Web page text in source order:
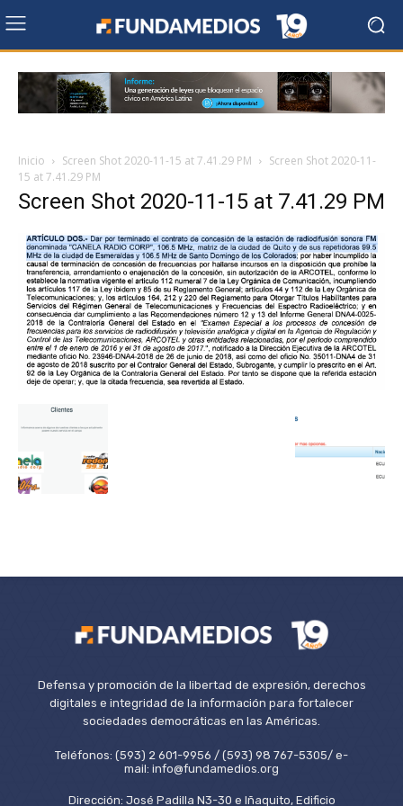
Inicio Screen Shot 2020-11-15 at 7.41.29 PM
Screen Shot 2020-11-
15 at 7.41.29 PM
Screen Shot 2020-11-15 at 7.41.29 PM
Defensa y promoción de la libertad de expresión, derechos
digitales e integridad de la información para fortalecer
sociedades democráticas en las Américas.
Teléfonos: (593) 2 601-9956 / (593) 98 767-5305/ e-
mail: info@fundamedios.org
Dirección: José Padilla N3-30 e Iñaquito, Edificio